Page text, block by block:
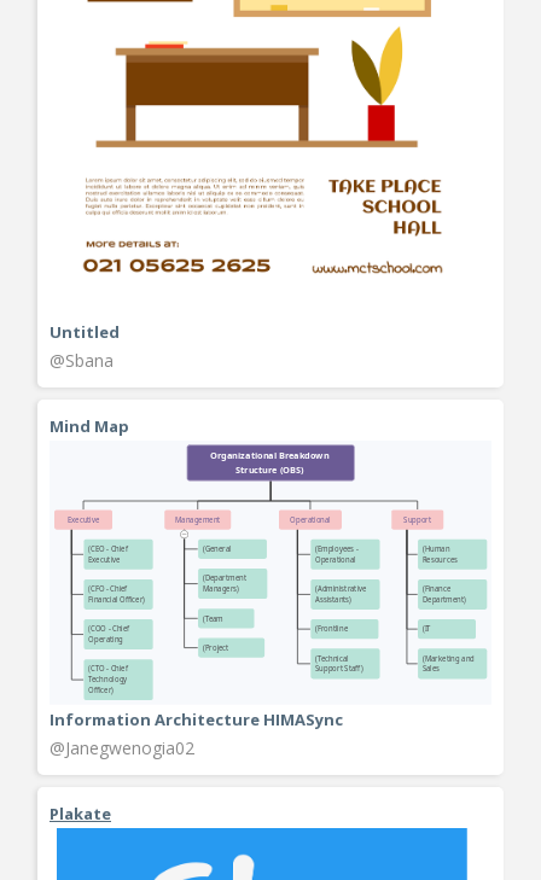
Untitled
@Sbana
Mind Map
Information Architecture HIMASync
@Janegwenogia02
Plakate